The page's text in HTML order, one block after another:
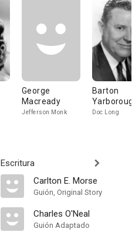
George
Macready
Jefferson Monk
Barton
Doc Long
Escritura
Carlton E. Morse
Guión, Original Story
Charles O'Neal
Guión Adaptado